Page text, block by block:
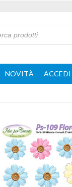
NOVITÀ ACCEDI